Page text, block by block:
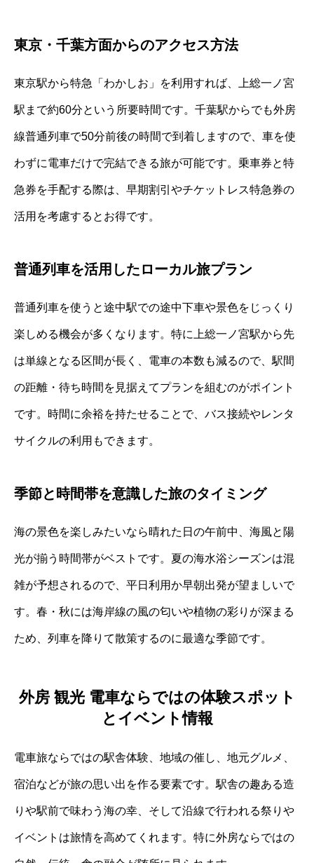
東京・千葉方面からのアクセス方法
東京駅から特急「わかしお」を利用すれば、上総一ノ宮
駅まで約60分という所要時間です。千葉駅からでも外房
線普通列車で50分前後の時間で到着しますので、車を使
わずに電車だけで完結できる旅が可能です。乗車券と特
急券を手配する際は、早期割引やチケットレス特急券の
活用を考慮するとお得です。
普通列車を活用したローカル旅プラン
普通列車を使うと途中駅での途中下車や景色をじっくり
楽しめる機会が多くなります。特に上総一ノ宮駅から先
は単線となる区間が長く、電車の本数も減るので、駅間
の距離・待ち時間を見据えてプランを組むのがポイント
です。時間に余裕を持たせることで、バス接続やレンタ
サイクルの利用もできます。
季節と時間帯を意識した旅のタイミング
海の景色を楽しみたいなら晴れた日の午前中、海風と陽
光が揃う時間帯がベストです。夏の海水浴シーズンは混
雑が予想されるので、平日利用か早朝出発が望ましいで
す。春・秋には海岸線の風の匂いや植物の彩りが深まる
ため、列車を降りて散策するのに最適な季節です。
外房 観光 電車ならではの体験スポット
とイベント情報
電車旅ならではの駅舎体験、地域の催し、地元グルメ、
宿泊などが旅の思い出を作る要素です。駅舎の趣ある造
りや駅前で味わう海の幸、そして沿線で行われる祭りや
イベントは旅情を高めてくれます。特に外房ならではの